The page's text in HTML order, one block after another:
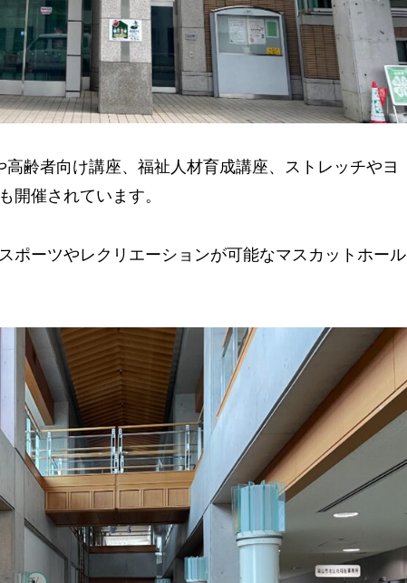
齢者向け講座、福祉人材育成講座、ストレッチやヨ
開催されています。
ポーツやレクリエーションが可能なマスカットホール